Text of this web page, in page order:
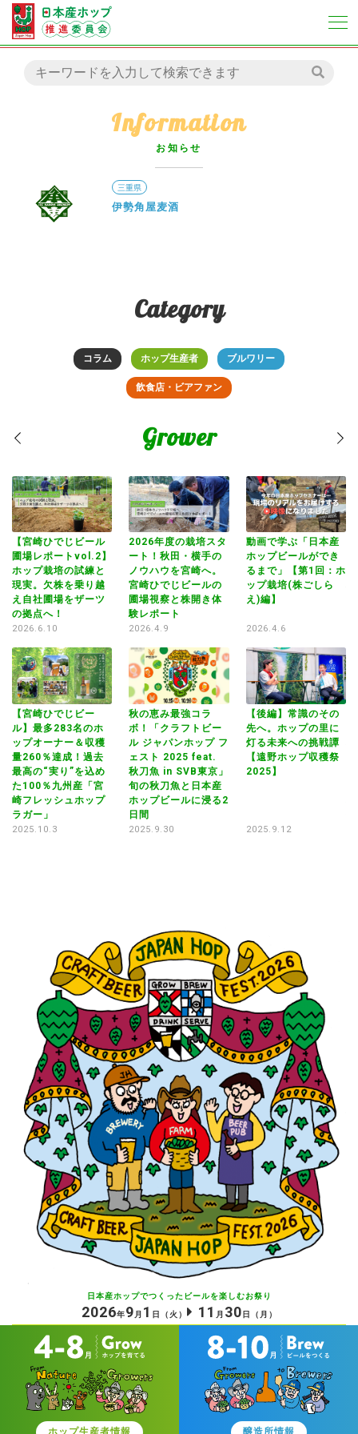
Information
お知らせ
三重県
伊勢角屋麦酒
Category
コラム ホップ生産者 ブルワリー
飲食店・ビアファン
Grower
【宮崎ひでじビール
圃場レポートvol.2】
ホップ栽培の試練と
現実。欠株を乗り越
え自社圃場をザーツ
の拠点へ！
2026.6.10
2026年度の栽培スタ
ート！秋田・横手の
ノウハウを宮崎へ。
宮崎ひでじビールの
圃場視察と株開き体
験レポート
2026.4.9
動画で学ぶ「日本産
ホップビールができ
るまで」【第1回：ホ
ップ栽培(株ごしら
え)編】
2026.4.6
【宮崎ひでじビー
ル】最多283名のホ
ップオーナー＆収穫
量260％達成！過去
最高の“実り”を込め
た100％九州産「宮
崎フレッシュホップ
ラガー」
2025.10.3
秋の恵み最強コラ
ボ！「クラフトビー
ル ジャパンホップ フ
ェスト 2025 feat.
秋刀魚 in SVB東京」
旬の秋刀魚と日本産
ホップビールに浸る2
日間
2025.9.30
【後編】常識のその
先へ。ホップの里に
灯る未来への挑戦譚
【遠野ホップ収穫祭
2025】
2025.9.12
日本産ホップでつくったビールを楽しむお祭り
2026年9月 1 日 （火） 11 月 30 日 （月）